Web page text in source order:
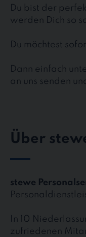
Du bist der
werden Dich so
Du möchtest
Dann einfach
an uns senden
Über
stewe
In 10
zufriedenen